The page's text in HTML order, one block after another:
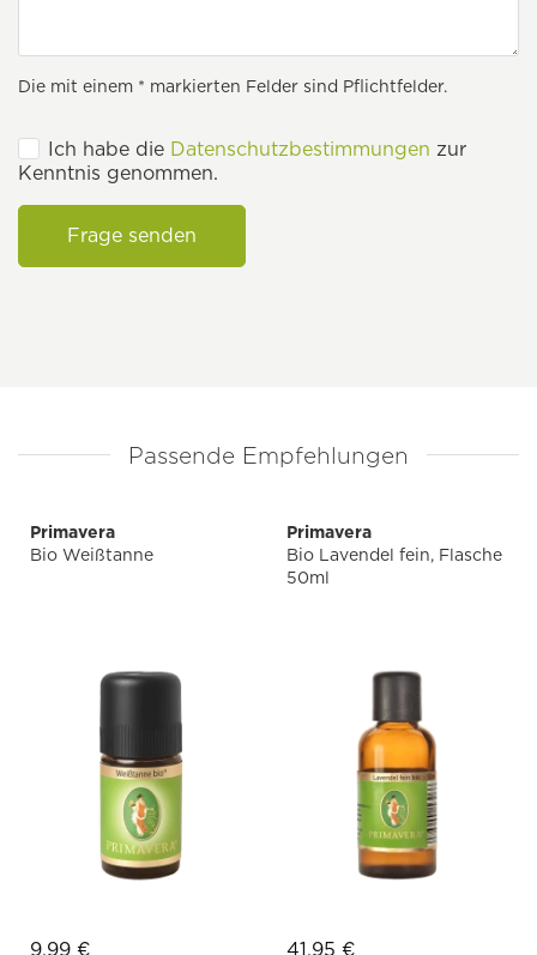
Die mit einem * markierten Felder sind Pflichtfelder.
Ich habe die Datenschutzbestimmungen zur
Kenntnis genommen.
Frage senden
Passende Empfehlungen
Primavera
Bio Weißtanne
9,99 €
Primavera
Bio Lavendel fein, Flasche
50ml
41,95 €